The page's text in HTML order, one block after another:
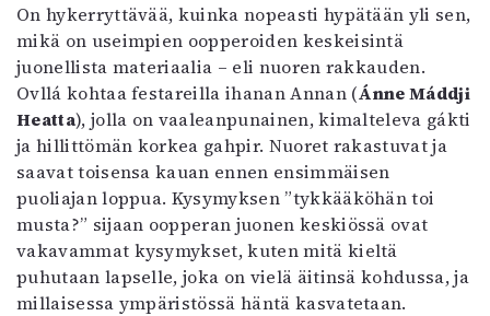
On hykerryttävää, kuinka nopeasti hypätään yli sen,
mikä on useimpien oopperoiden keskeisintä
juonellista materiaalia – eli nuoren rakkauden.
Ovllá kohtaa festareilla ihanan Annan (Ánne Máddji
Heatta), jolla on vaaleanpunainen, kimalteleva gákti
ja hillittömän korkea gahpir. Nuoret rakastuvat ja
saavat toisensa kauan ennen ensimmäisen
puoliajan loppua. Kysymyksen ”tykkääköhän toi
musta?” sijaan oopperan juonen keskiössä ovat
vakavammat kysymykset, kuten mitä kieltä
puhutaan lapselle, joka on vielä äitinsä kohdussa, ja
millaisessa ympäristössä häntä kasvatetaan.